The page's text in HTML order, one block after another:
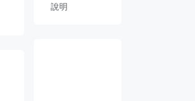
說明